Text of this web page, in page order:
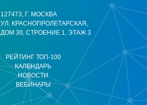
РЕЙТИНГ ТОП-100
КАЛЕНДАРЬ
НОВОСТИ
ВЕБИНАРЫ
127473, Г. МОСКВА
УЛ. КРАСНОПРОЛЕТАРСКАЯ,
ДОМ 30, СТРОЕНИЕ 1, ЭТАЖ 3